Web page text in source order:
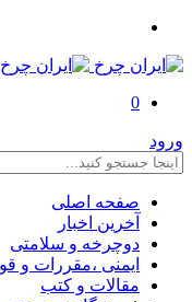
0
ورود
صفحه اصلی
آخرین اخبار
دوچرخه و سلامتی
ایمنی ،مقررات و
مقالات و کتب